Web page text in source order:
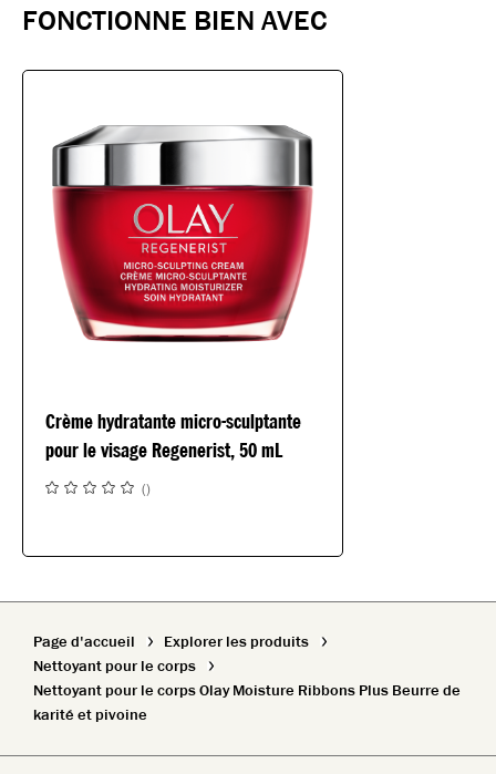
FONCTIONNE BIEN AVEC
Crème hydratante micro-sculptante
pour le visage Regenerist, 50 mL
()
Page d'accueil
Explorer les produits
Nettoyant pour le corps
Nettoyant pour le corps Olay Moisture Ribbons Plus Beurre de
karité et pivoine